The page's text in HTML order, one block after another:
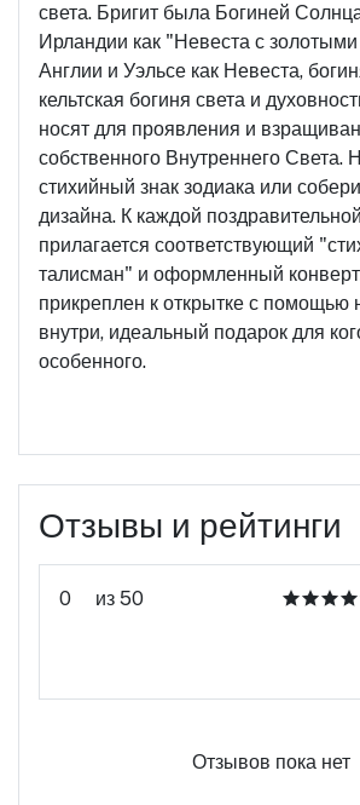
света. Бригит была Богиней
Ирландии как "Невеста с
Англии и Уэльсе как Невеста,
кельтская богиня света и
носят для проявления и
собственного Внутреннего Света.
стихийный знак зодиака или
дизайна. К каждой
прилагается соответствующий
талисман" и оформленный
прикреплен к открытке с помощью
внутри, идеальный подарок для
особенного.
Отзывы и рейтинги
0 из 50
Отзывов пока нет